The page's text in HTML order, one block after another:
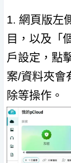
1. 網頁版左
目，以及「
戶設定，點
案/資料夾會
除等操作。